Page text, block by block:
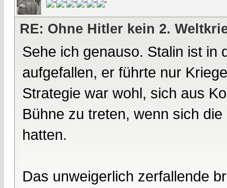
RE: Ohne Hitler kein 2.
Sehe ich genauso. Stalin ist in
aufgefallen, er führte nur
Strategie war wohl, sich aus
Bühne zu treten, wenn sich
hatten.
Das unweigerlich zerfallende